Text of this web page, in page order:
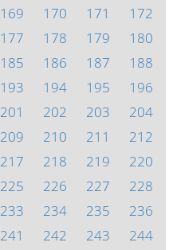
169 170 171
172
177 178 179
180
185 186 187
188
193 194 195
196
201 202 203
204
209 210 211
212
217 218 219
220
225 226 227
228
233 234 235
236
241 242 243
244